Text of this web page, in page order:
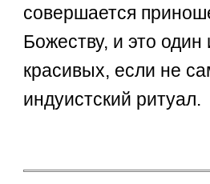
совершается
Божеству, и это
красивых, если не
индуистский ритуал.